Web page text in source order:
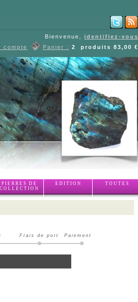
Bienvenue,identifiez-vous
Panier :
2 produits 83,00 €
compte
PIERRES DE
COLLECTION
EDITION TOUTES
Frais de port Paiement